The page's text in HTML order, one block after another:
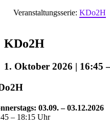
Veranstaltungsserie: KDo2H
KDo2H
1. Oktober 2026 | 16:45
03.09. – 03.12.2026
– 18:15 Uhr